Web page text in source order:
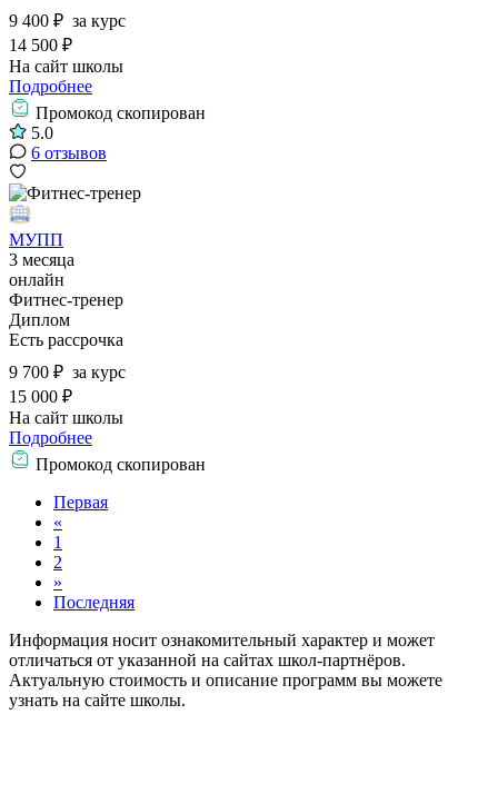
9 400 ₽ за курс
14 500 ₽
На сайт школы
Подробнее
Промокод скопирован
5.0
6 отзывов
МУПП
3 месяца
онлайн
Фитнес-тренер
Диплом
Есть рассрочка
9 700 ₽ за курс
15 000 ₽
На сайт школы
Подробнее
Промокод скопирован
Первая
«
1
2
»
Последняя
Информация носит ознакомительный характер и может
отличаться от указанной на сайтах школ-партнёров.
Актуальную стоимость и описание программ вы можете
узнать на сайте школы.